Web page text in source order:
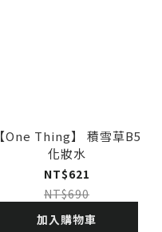
【One Thing】 積雪草B5
化妝水
NT$621
NT$690
加入購物車